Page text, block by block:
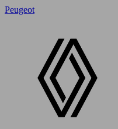
Peugeot